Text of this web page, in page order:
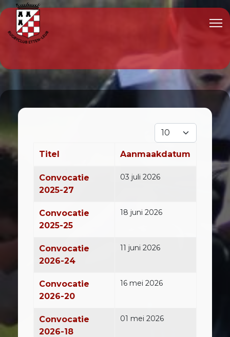
Toon #
Titel Aanmaakdatum
Convocatie
2025-27
03 juli 2026
Convocatie
2025-25
18 juni 2026
Convocatie
2026-24
11 juni 2026
Convocatie
2026-20
16 mei 2026
Convocatie
2026-18
01 mei 2026